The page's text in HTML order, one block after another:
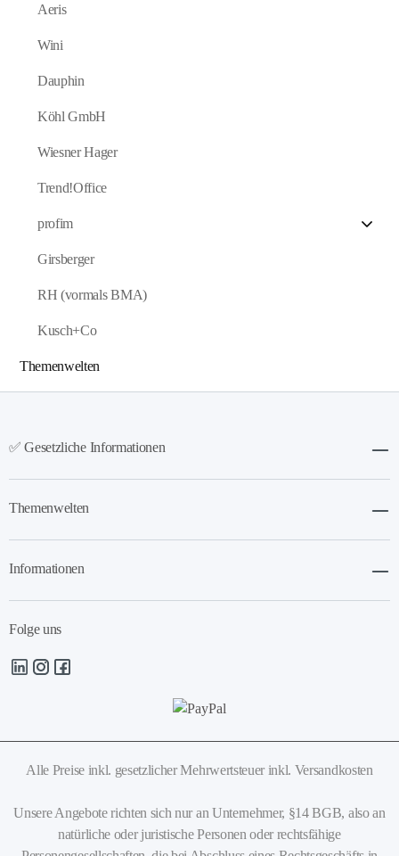
Aeris
Wini
Dauphin
Köhl GmbH
Wiesner Hager
Trend!Office
profim
Girsberger
RH (vormals BMA)
Kusch+Co
Themenwelten
✅ Gesetzliche Informationen
Themenwelten
Informationen
Folge uns
Alle Preise inkl. gesetzlicher Mehrwertsteuer inkl. Versandkosten
Unsere Angebote richten sich nur an Unternehmer, §14 BGB, also an
natürliche oder juristische Personen oder rechtsfähige